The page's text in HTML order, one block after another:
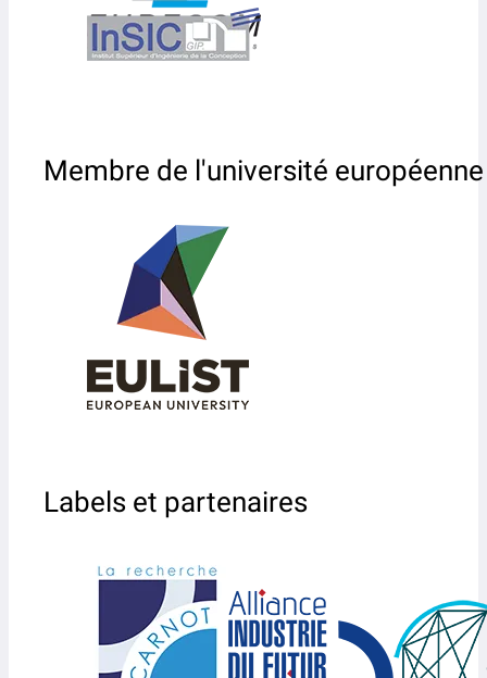
Membre de l'université européenne
Labels et partenaires